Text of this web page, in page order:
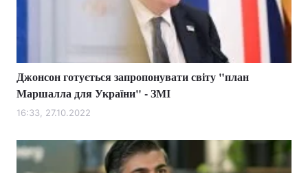
Джонсон готується запропонувати світу "план
Маршалла для України" - ЗМІ
16:33, 27.10.2022